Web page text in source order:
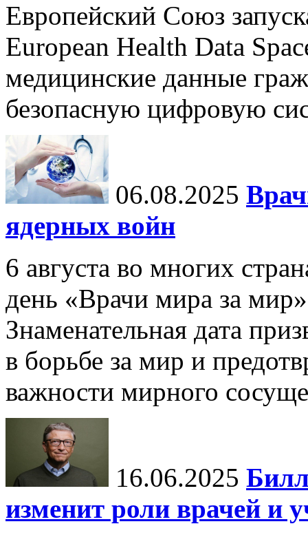
Европейский Союз
European Health Data
медицинские данные
безопасную цифровую
06.08.2025
ядерных войн
6 августа во многих
день «Врачи мира за
Знаменательная дата
в борьбе за мир и
важности мирного
16.06.2025
изменит роли врачей и